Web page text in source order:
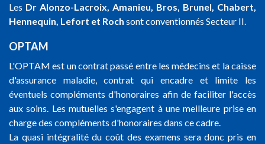
Les Dr Alonzo-Lacroix, Amanieu, Bros, Brunel, Chabert,
Hennequin, Lefort et Roch sont conventionnés Secteur II.
OPTAM
L'OPTAM est un contrat passé entre les médecins et la caisse
d'assurance maladie, contrat qui encadre et limite les
éventuels compléments d'honoraires afin de faciliter l'accès
aux soins. Les mutuelles s'engagent à une meilleure prise en
charge des compléments d'honoraires dans ce cadre.
La quasi intégralité du coût des examens sera donc pris en